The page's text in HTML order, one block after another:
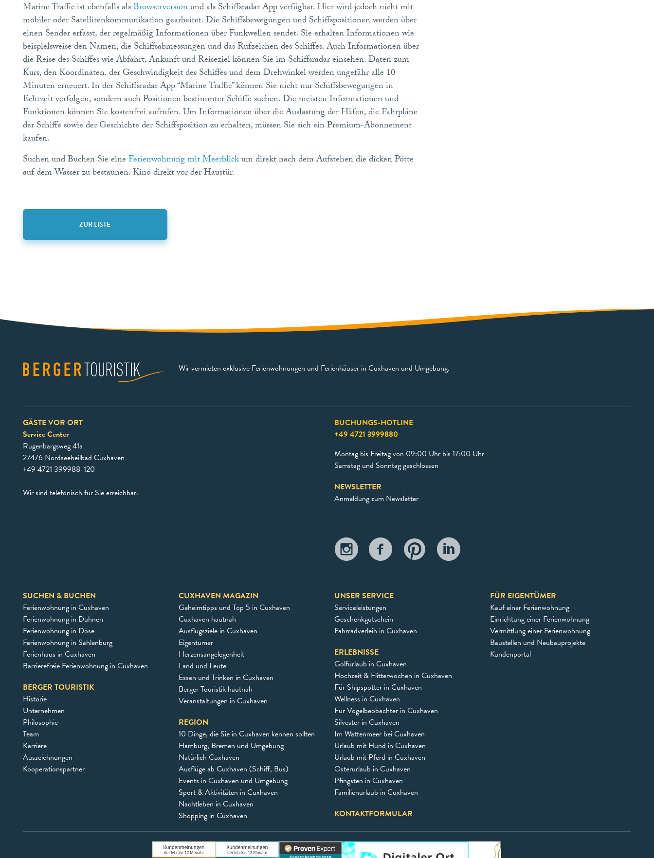
Marine Traffic ist ebenfalls alsBrowserversionund als Schiffsradar App verfügbar. Hier wird jedoch nicht mit
mobiler oder Satellitenkommunikation gearbeitet. Die Schiffsbewegungen und Schiffspositionen werden über
einen Sender erfasst, der regelmäßig Informationen über Funkwellen sendet. Sie erhalten Informationen wie
beispielsweise den Namen, die Schiffsabmessungen und das Rufzeichen des Schiffes. Auch Informationen über
die Reise des Schiffes wie Abfahrt, Ankunft und Reiseziel können Sie im Schiffsradar einsehen. Daten zum
Kurs, den Koordinaten, der Geschwindigkeit des Schiffes und dem Drehwinkel werden ungefähr alle 10
Minuten erneuert. In der Schiffsradar App “Marine Traffic” können Sie nicht nur Schiffsbewegungen in
Echtzeit verfolgen, sondern auch Positionen bestimmter Schiffe suchen. Die meisten Informationen und
Funktionen können Sie kostenfrei aufrufen. Um Informationen über die Auslastung der Häfen, die Fahrpläne
der Schiffe sowie der Geschichte der Schiffsposition zu erhalten, müssen Sie sich ein Premium-Abonnement
kaufen.
Suchen und Buchen Sie eineFerienwohnung mit Meerblickum direkt nach dem Aufstehen die dicken Pötte
auf dem Wasser zu bestaunen. Kino direkt vor der Haustür.
ZUR LISTE
Wir vermieten exklusive Ferienwohnungen und Ferienhäuser in Cuxhaven und Umgebung.
GÄSTE VOR ORT
Service Center
Rugenbargsweg 41a
27476 Nordseeheilbad Cuxhaven
+49 4721 399988-120
Wir sind telefonisch für Sie erreichbar.
BUCHUNGS-HOTLINE
+49 4721 3999880
Montag bis Freitag von 09:00 Uhr bis 17:00 Uhr
Samstag und Sonntag geschlossen
NEWSLETTER
Anmeldung zum Newsletter
SUCHEN & BUCHEN
Ferienwohnung in Cuxhaven
Ferienwohnung in Duhnen
Ferienwohnung in Döse
Ferienwohnung in Sahlenburg
Ferienhaus in Cuxhaven
Barrierefreie Ferienwohnung in Cuxhaven
BERGER TOURISTIK
Historie
Unternehmen
Philosophie
Team
Karriere
Auszeichnungen
Kooperationspartner
CUXHAVEN MAGAZIN
Geheimtipps und Top 5 in Cuxhaven
Cuxhaven hautnah
Ausflugsziele in Cuxhaven
Eigentümer
Herzensangelegenheit
Land und Leute
Essen und Trinken in Cuxhaven
Berger Touristik hautnah
Veranstaltungen in Cuxhaven
REGION
10 Dinge, die Sie in Cuxhaven kennen sollten
Hamburg, Bremen und Umgebung
Natürlich Cuxhaven
Ausflüge ab Cuxhaven (Schiff, Bus)
Events in Cuxhaven und Umgebung
Sport & Aktivitäten in Cuxhaven
Nachtleben in Cuxhaven
Shopping in Cuxhaven
UNSER SERVICE
Serviceleistungen
Geschenkgutschein
Fahrradverleih in Cuxhaven
ERLEBNISSE
Golfurlaub in Cuxhaven
Hochzeit & Flitterwochen in Cuxhaven
Für Shipspotter in Cuxhaven
Wellness in Cuxhaven
Für Vogelbeobachter in Cuxhaven
Silvester in Cuxhaven
Im Wattenmeer bei Cuxhaven
Urlaub mit Hund in Cuxhaven
Urlaub mit Pferd in Cuxhaven
Osterurlaub in Cuxhaven
Pfingsten in Cuxhaven
Familienurlaub in Cuxhaven
KONTAKTFORMULAR
FÜR EIGENTÜMER
Kauf einer Ferienwohnung
Einrichtung einer Ferienwohnung
Vermittlung einer Ferienwohnung
Baustellen und Neubauprojekte
Kundenportal